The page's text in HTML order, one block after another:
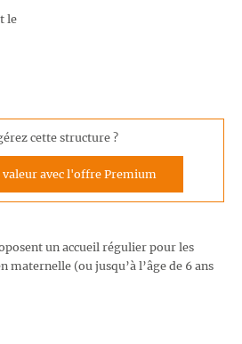
le
cette structure ?
avec l'offre Premium
un accueil régulier pour les
maternelle (ou jusqu’à l’âge de 6 ans